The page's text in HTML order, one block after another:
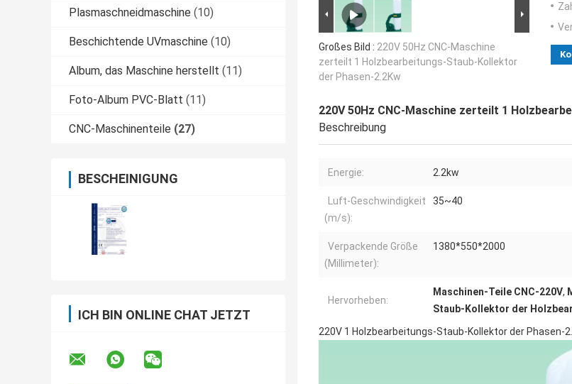
Plasmaschneidmaschine (10)
Beschichtende UVmaschine (10)
Album, das Maschine herstellt (11)
Foto-Album PVC-Blatt (11)
CNC-Maschinenteile (27)
BESCHEINIGUNG
ICH BIN ONLINE CHAT JETZT
Großes Bild : 220V 50Hz CNC-Maschine
zerteilt 1 Holzbearbeitungs-Staub-Kollektor
der Phasen-2.2Kw
220V 50Hz CNC-Maschine zerteilt 1
Beschreibung
Energie: 2.2kw
Luft-Geschwindigkeit
(m/s):
35~40
Verpackende Größe
(Millimeter):
1380*550*2000
Hervorheben:
Maschinen-Teile CNC-220V,
Staub-Kollektor der
220V 1 Holzbearbeitungs-Staub-Kollektor der